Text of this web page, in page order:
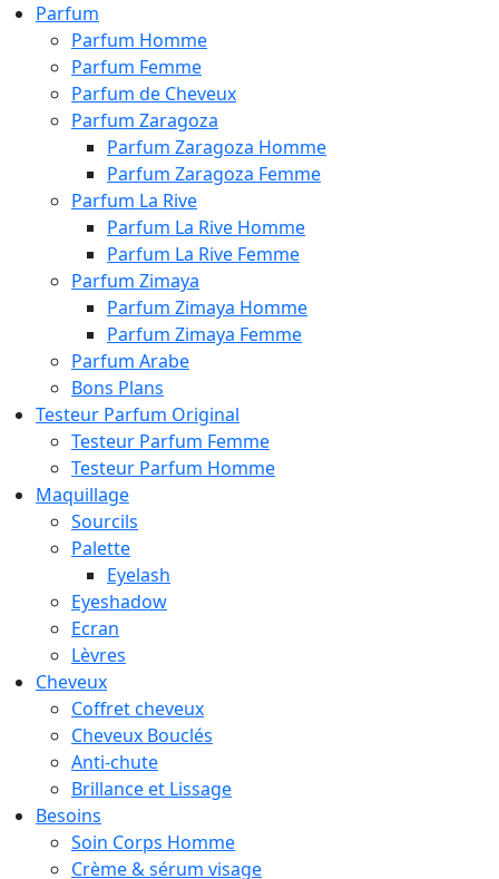
Parfum
Parfum Homme
Parfum Femme
Parfum de Cheveux
Parfum Zaragoza
Parfum Zaragoza Homme
Parfum Zaragoza Femme
Parfum La Rive
Parfum La Rive Homme
Parfum La Rive Femme
Parfum Zimaya
Parfum Zimaya Homme
Parfum Zimaya Femme
Parfum Arabe
Bons Plans
Testeur Parfum Original
Testeur Parfum Femme
Testeur Parfum Homme
Maquillage
Sourcils
Palette
Eyelash
Eyeshadow
Ecran
Lèvres
Cheveux
Coffret cheveux
Cheveux Bouclés
Anti-chute
Brillance et Lissage
Besoins
Soin Corps Homme
Crème & sérum visage